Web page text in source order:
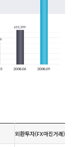
외환투자(FX마진거래)